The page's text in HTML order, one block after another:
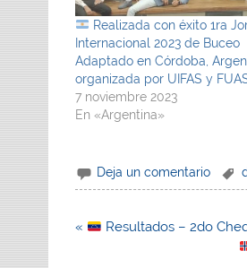
Realizada con éxito 1ra
Internacional 2023 de Buceo
Adaptado en Córdoba,
organizada por UIFAS y
7 noviembre 2023
En «Argentina»
Deja un comentario
Navegación
«
Resultados – 2do